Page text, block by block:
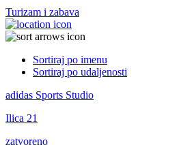
Turizam i zabava
Sortiraj po imenu
Sortiraj po udaljenosti
adidas Sports Studio
Ilica 21
zatvoreno